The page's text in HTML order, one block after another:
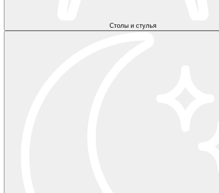
Столы и стулья